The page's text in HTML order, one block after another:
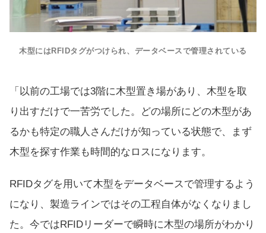
木型にはRFIDタグがつけられ、データベースで管理されている
「以前の工場では3階に木型置き場があり、木型を取
り出すだけで一苦労でした。どの場所にどの木型があ
るかも特定の職人さんだけが知っている状態で、まず
木型を探す作業も時間的なロスになります。
RFIDタグを用いて木型をデータベースで管理するよう
になり、製造ラインではその工程自体がなくなりまし
た。今ではRFIDリーダーで瞬時に木型の場所がわかり